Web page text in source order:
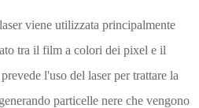
viene utilizzata principalmente
tra il film a colori dei pixel e il
l'uso del laser per trattare la
particelle nere che vengono